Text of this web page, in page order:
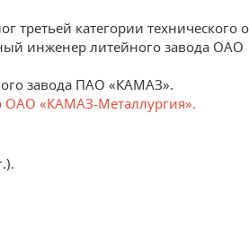
категории технического
инженер литейного завода ОАО
завода ПАО «КАМАЗ».
ОАО «КАМАЗ-Металлургия».